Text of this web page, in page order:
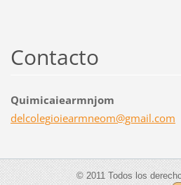
Contacto
Quimicaiearmnjom
delcolegioiearmneom@gmail.com
© 2011 Todos los